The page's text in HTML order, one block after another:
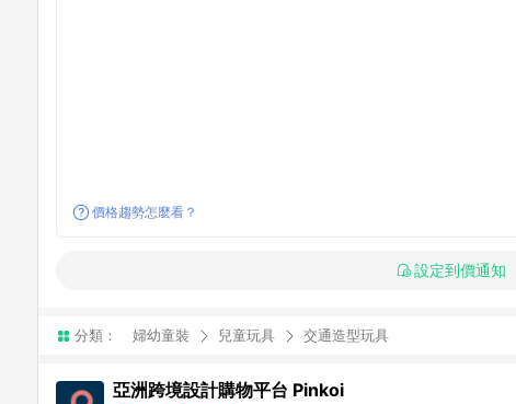
價格趨勢怎麼看？
設定到價通知
分類： 婦幼童裝 兒童玩具 交通造型玩具
亞洲跨境設計購物平台 Pinkoi